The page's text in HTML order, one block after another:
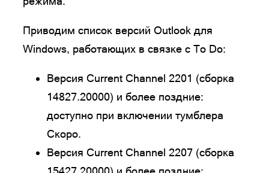
Приводим список версий Outlook для
Windows, работающих в связке с To Do:
Версия Current Channel 2201 (сборка
14827.20000) и более поздние:
доступно при включении тумблера
Скоро.
Версия Current Channel 2207 (сборка